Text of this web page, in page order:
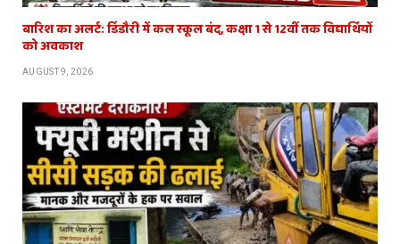
बारिश का अलर्ट: डिंडौरी में कल स्कूल बंद, कक्षा 1 से 12वीं तक विद्यार्थियों
को अवकाश
AUGUST 9, 2026